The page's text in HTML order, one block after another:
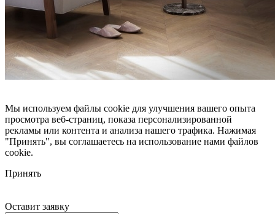
Мы используем файлы cookie для улучшения вашего опыта
просмотра веб-страниц, показа персонализированной
рекламы или контента и анализа нашего трафика. Нажимая
"Принять", вы соглашаетесь на использование нами файлов
cookie.
Принять
Оставит заявку